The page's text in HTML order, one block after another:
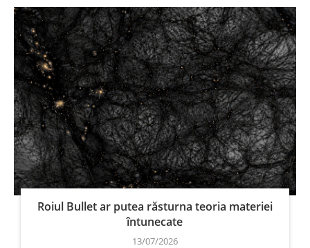
Roiul Bullet ar putea răsturna teoria materiei
întunecate
13/07/2026